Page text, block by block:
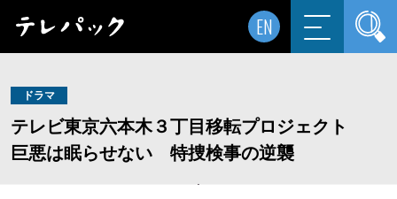
EN
ドラマ
テレビ東京六本木３丁目移転プロジェクト
巨悪は眠らせない 特捜検事の逆襲